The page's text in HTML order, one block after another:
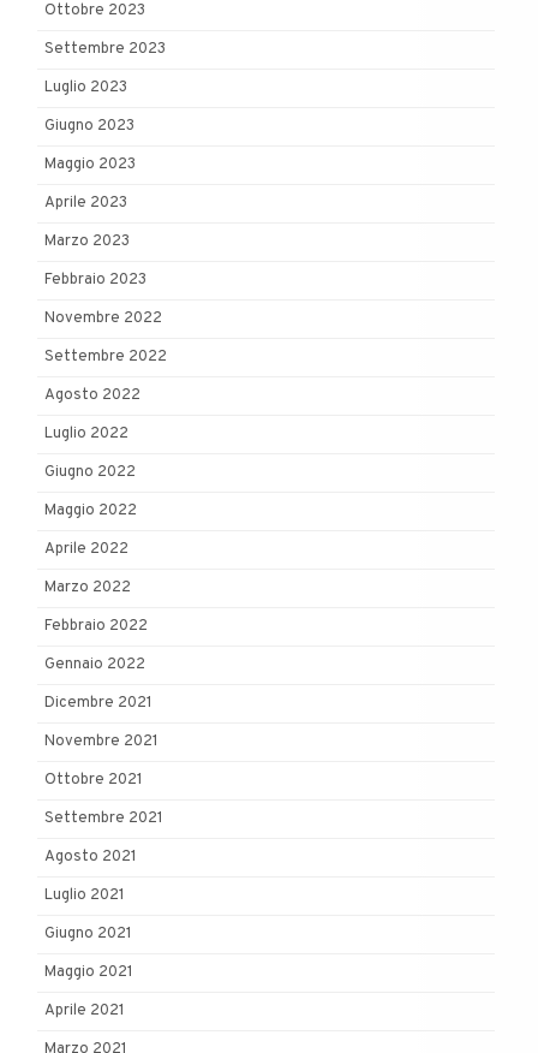
Ottobre 2023
Settembre 2023
Luglio 2023
Giugno 2023
Maggio 2023
Aprile 2023
Marzo 2023
Febbraio 2023
Novembre 2022
Settembre 2022
Agosto 2022
Luglio 2022
Giugno 2022
Maggio 2022
Aprile 2022
Marzo 2022
Febbraio 2022
Gennaio 2022
Dicembre 2021
Novembre 2021
Ottobre 2021
Settembre 2021
Agosto 2021
Luglio 2021
Giugno 2021
Maggio 2021
Aprile 2021